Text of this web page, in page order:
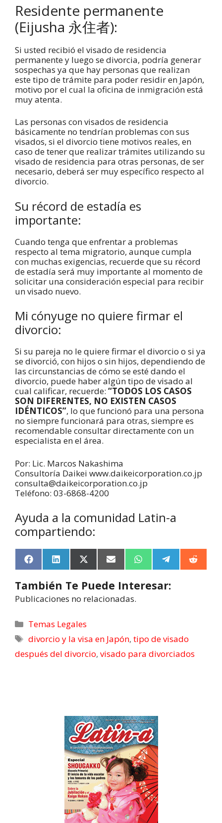
Residente permanente
(Eijusha 永住者):
Si usted recibió el visado de residencia
permanente y luego se divorcia, podría generar
sospechas ya que hay personas que realizan
este tipo de trámite para poder residir en Japón,
motivo por el cual la oficina de inmigración está
muy atenta.
Las personas con visados de residencia
básicamente no tendrían problemas con sus
visados, si el divorcio tiene motivos reales, en
caso de tener que realizar trámites utilizando su
visado de residencia para otras personas, de ser
necesario, deberá ser muy específico respecto al
divorcio.
Su récord de estadía es
importante:
Cuando tenga que enfrentar a problemas
respecto al tema migratorio, aunque cumpla
con muchas exigencias, recuerde que su récord
de estadía será muy importante al momento de
solicitar una consideración especial para recibir
un visado nuevo.
Mi cónyuge no quiere firmar el
divorcio:
Si su pareja no le quiere firmar el divorcio o si ya
se divorció, con hijos o sin hijos, dependiendo de
las circunstancias de cómo se esté dando el
divorcio, puede haber algún tipo de visado al
cual calificar, recuerde: “TODOS LOS CASOS
SON DIFERENTES, NO EXISTEN CASOS
IDÉNTICOS”, lo que funcionó para una persona
no siempre funcionará para otras, siempre es
recomendable consultar directamente con un
especialista en el área.
Por: Lic. Marcos Nakashima
Consultoría Daikei www.daikeicorporation.co.jp
consulta@daikeicorporation.co.jp
Teléfono: 03-6868-4200
Ayuda a la comunidad Latin-a
compartiendo:
F
a
e
b
o
k
L
i
k
e
d
n
X
(
w
i
t
)
E
m
a
l
W
h
t
e
e
R
e
También Te Puede Interesar:
Publicaciones no relacionadas.
Temas Legales
divorcio y la visa en Japón,tipo de visado
después del divorcio, visado para divorciados